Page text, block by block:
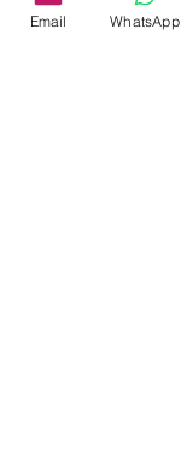
Email WhatsApp